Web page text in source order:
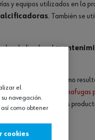
y equipos utilizados en la
. También se
dedicados al
para dar como
como el
tapafugas
para encontrar otros
el
navegación.
como obtener
cookies